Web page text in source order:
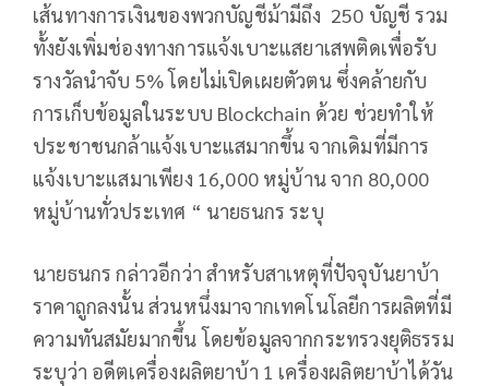
เส้นทางการเงินของพวกบัญชีม้ามีถึง 250 บัญชี รวม
ทั้งยังเพิ่มช่องทางการแจ้งเบาะแสยาเสพติดเพื่อรับ
รางวัลนำจับ 5% โดยไม่เปิดเผยตัวตน ซึ่งคล้ายกับ
การเก็บข้อมูลในระบบ Blockchain ด้วย ช่วยทำให้
ประชาชนกล้าแจ้งเบาะแสมากขึ้น จากเดิมที่มีการ
แจ้งเบาะแสมาเพียง 16,000 หมู่บ้าน จาก 80,000
หมู่บ้านทั่วประเทศ “ นายธนกร ระบุ
นายธนกร กล่าวอีกว่า สำหรับสาเหตุที่ปัจจุบันยาบ้า
ราคาถูกลงนั้น ส่วนหนึ่งมาจากเทคโนโลยีการผลิตที่มี
ความทันสมัยมากขึ้น โดยข้อมูลจากกระทรวงยุติธรรม
ระบุว่า อดีตเครื่องผลิตยาบ้า 1 เครื่องผลิตยาบ้าได้วัน